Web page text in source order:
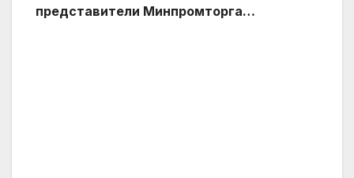
представители Минпромторга…